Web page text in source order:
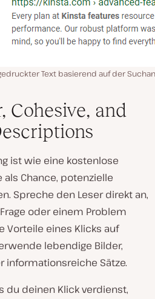
Text basierend auf der
Cohesive, and
ist wie eine kostenlose
Chance, potenzielle
Spreche den Leser direkt an,
oder einem Problem
Vorteile eines Klicks auf
lebendige Bilder,
informationsreiche Sätze.
du deinen Klick verdienst,